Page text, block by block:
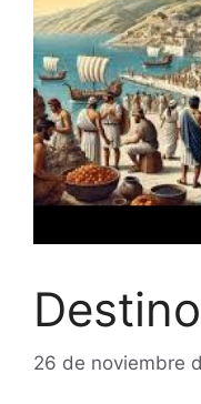
26 de noviembre